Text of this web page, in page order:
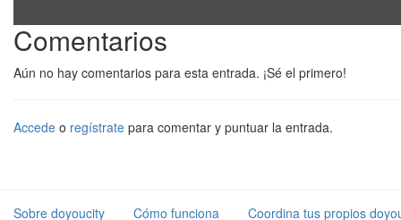
Comentarios
Aún no hay comentarios para esta entrada. ¡Sé el primero!
Accede o regístrate para comentar y puntuar la entrada.
Sobre doyoucity Cómo funciona Coordina tus propios